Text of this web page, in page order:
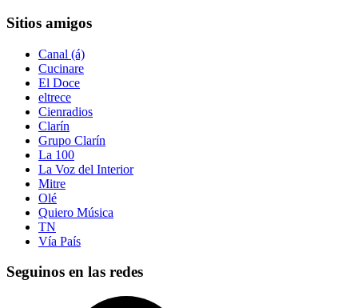
Sitios amigos
Canal (á)
Cucinare
El Doce
eltrece
Cienradios
Clarín
Grupo Clarín
La 100
La Voz del Interior
Mitre
Olé
Quiero Música
TN
Vía País
Seguinos en las redes